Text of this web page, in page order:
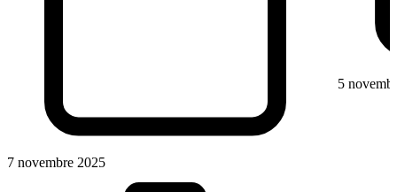
7 novembre 2025
5